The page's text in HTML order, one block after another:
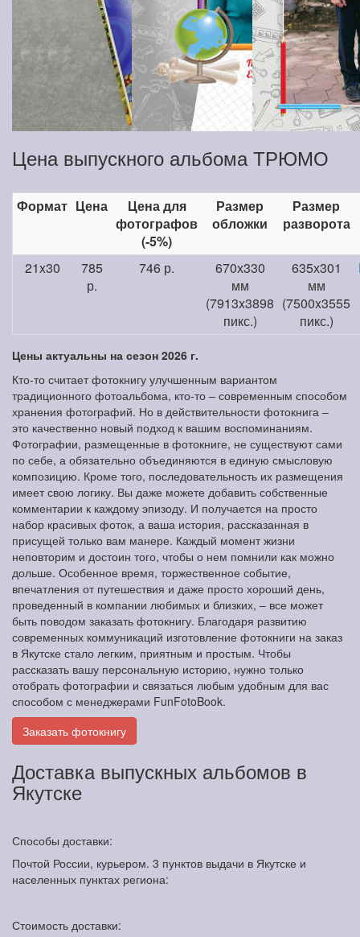
Цена выпускного альбома ТРЮМО
Формат Цена
Цена для
фотографов
(-5%)
Размер
обложки
Размер
разворота
21x30
785
р.
746 р.
670х330
мм
(7913x3898
пикс.)
635х301
мм
(7500x3555
пикс.)
Цены актуальны на сезон 2026 г.
Кто-то считает фотокнигу улучшенным вариантом
традиционного фотоальбома, кто-то – современным способом
хранения фотографий. Но в действительности фотокнига –
это качественно новый подход к вашим воспоминаниям.
Фотографии, размещенные в фотокниге, не существуют сами
по себе, а обязательно объединяются в единую смысловую
композицию. Кроме того, последовательность их размещения
имеет свою логику. Вы даже можете добавить собственные
комментарии к каждому эпизоду. И получается на просто
набор красивых фоток, а ваша история, рассказанная в
присущей только вам манере. Каждый момент жизни
неповторим и достоин того, чтобы о нем помнили как можно
дольше. Особенное время, торжественное событие,
впечатления от путешествия и даже просто хороший день,
проведенный в компании любимых и близких, – все может
быть поводом заказать фотокнигу. Благодаря развитию
современных коммуникаций изготовление фотокниги на заказ
в Якутске стало легким, приятным и простым. Чтобы
рассказать вашу персональную историю, нужно только
отобрать фотографии и связаться любым удобным для вас
способом с менеджерами FunFotoBook.
Заказать фотокнигу
Доставка выпускных альбомов в
Якутске
Способы доставки:
Почтой России, курьером. 3 пунктов выдачи в Якутске и
населенных пунктах региона:
Стоимость доставки: